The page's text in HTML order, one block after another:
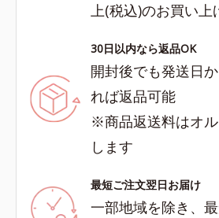
上(税込)のお買い上
30日以内なら返品OK
開封後でも発送日
れば返品可能
※商品返送料はオ
します
最短ご注文翌日お届け
一部地域を除き、